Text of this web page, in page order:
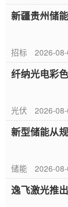
新疆贵州储
招标 2026-
纤纳光电彩
光伏 2026-
新型储能从
储能 2026-
逸飞激光推